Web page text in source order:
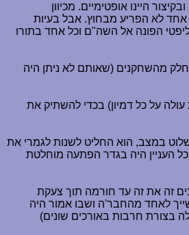
וקסם אישי ובקיצור היינו אופטימיים. מכיוון
אף אחד לא הפריע מבחוץ. אבל בעיות
על הכל. תארו לכם חבורת שחקנים בת כ- 20 איש יושבת במעגל כיסאות אליפטי הפונה אל השה"ם וכל אחד בתורו
דקות. תוסיפו לזה גם חוסר שיתוף פעולה מצד חלק מהשחקנים (שאותם לא ניתן היה
על כל דמיון) בכדי להשתיק את
במצב, הוא החליט לשנות לגמרי את
העניין היה בגדר הפתעה מוחלטת
זה את זה עד חורמה תוך צעקת
לאחד מהחבר'ה ושבו אמור היה
בצורת חרבות באורכים שונים)